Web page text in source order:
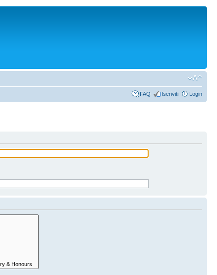
FAQ Iscriviti Login